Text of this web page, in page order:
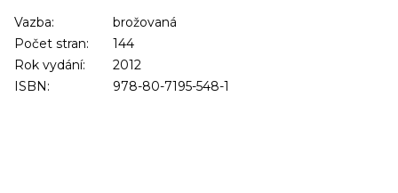
Vazba:
brožovaná
Počet stran:
144
Rok vydání:
2012
ISBN:
978-80-7195-548-1